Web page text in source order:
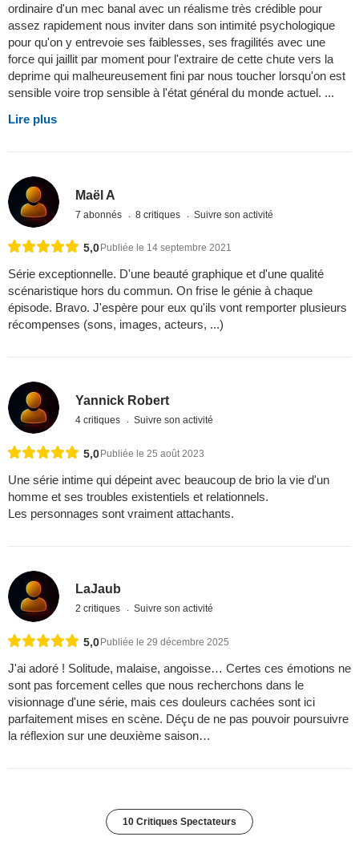
ordinaire d'un mec banal avec un réalisme très crédible pour
assez rapidement nous inviter dans son intimité psychologique
pour qu'on y entrevoie ses faiblesses, ses fragilités avec une
force qui jaillit par moment pour l'extraire de cette chute vers la
deprime qui malheureusement fini par nous toucher lorsqu'on est
sensible voire trop sensible à l'état général du monde actuel. ...
Lire plus
Maël A
7 abonnés 8 critiques Suivre son activité
5,0 Publiée le 14 septembre 2021
Série exceptionnelle. D'une beauté graphique et d'une qualité
scénaristique hors du commun. On frise le génie à chaque
épisode. Bravo. J'espère pour eux qu'ils vont remporter plusieurs
récompenses (sons, images, acteurs, ...)
Yannick Robert
4 critiques Suivre son activité
5,0Publiée le 25 août 2023
Une série intime qui dépeint avec beaucoup de brio la vie d'un
homme et ses troubles existentiels et relationnels.
Les personnages sont vraiment attachants.
LaJaub
2 critiques Suivre son activité
5,0 Publiée le 29 décembre 2025
J'ai adoré ! Solitude, malaise, angoisse… Certes ces émotions ne
sont pas forcement celles que nous recherchons dans le
visionnage d'une série, mais ces douleurs cachées sont ici
parfaitement mises en scène. Déçu de ne pas pouvoir poursuivre
la réflexion sur une deuxième saison…
10 Critiques Spectateurs